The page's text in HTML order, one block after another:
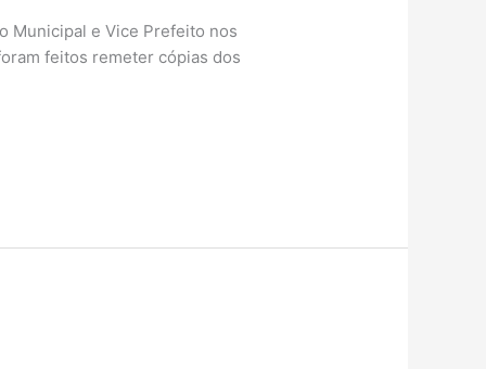
Municipal e Vice Prefeito nos
feitos remeter cópias dos